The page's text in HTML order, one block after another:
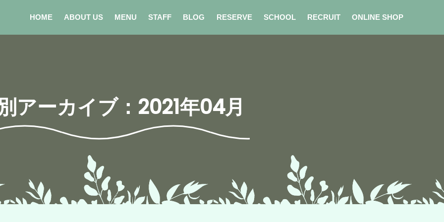
HOME ABOUT US MENU STAFF BLOG RESERVE SCHOOL RECRUIT ONLINE SHOP
アーカイブ：2021年04月